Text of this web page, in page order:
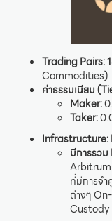
Trading Pairs:
Commodities)
ค่าธรรมเนียม
Maker:
Taker:
Infrastructure:
มีการรว
Arbitrum
ที่มีการจ
ต่างๆ
Custody